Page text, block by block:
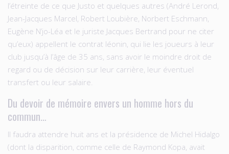
l’étreinte de ce que Justo et quelques autres (André Lerond,
Jean-Jacques Marcel, Robert Loubière, Norbert Eschmann,
Eugène N’jo-Léa et le juriste Jacques Bertrand pour ne citer
qu’eux) appellent le contrat léonin, qui lie les joueurs à leur
club jusqu’à l’âge de 35 ans, sans avoir le moindre droit de
regard ou de décision sur leur carrière, leur éventuel
transfert ou leur salaire.
Du devoir de mémoire envers un homme hors du
commun…
Il faudra attendre huit ans et la présidence de Michel Hidalgo
(dont la disparition, comme celle de Raymond Kopa, avait